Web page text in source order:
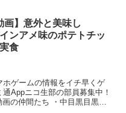
画】意外と美味し
ンアメ味のポテトチッ
食
ゲームの情報をイチ早くゲ
Appニコ生部の部員募集中！
の仲間たち ・中目黒目黒